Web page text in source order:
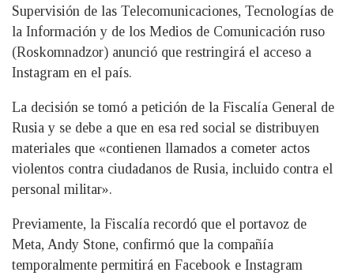
Supervisión de las Telecomunicaciones, Tecnologías de
la Información y de los Medios de Comunicación ruso
(Roskomnadzor) anunció que restringirá el acceso a
Instagram en el país.
La decisión se tomó a petición de la Fiscalía General de
Rusia y se debe a que en esa red social se distribuyen
materiales que «contienen llamados a cometer actos
violentos contra ciudadanos de Rusia, incluido contra el
personal militar».
Previamente, la Fiscalía recordó que el portavoz de
Meta, Andy Stone, confirmó que la compañía
temporalmente permitirá en Facebook e Instagram